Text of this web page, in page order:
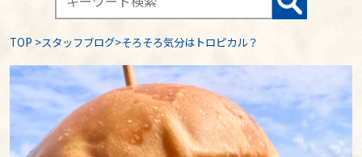
TOP >スタッフブログ>そろそろ気分はトロピカル？